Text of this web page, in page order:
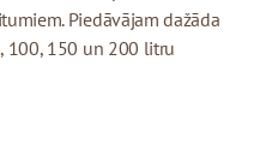
Piedāvājam dažāda
100, 150 un 200 litru